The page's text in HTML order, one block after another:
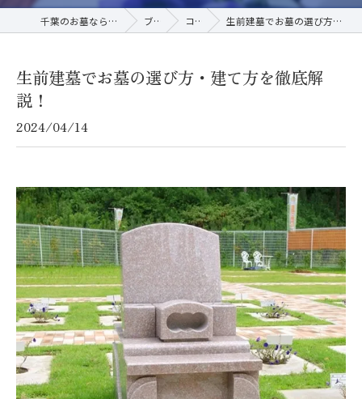
千葉のお墓なら株式会社たくみ ブログ コラム 生前建墓でお墓の選び方・建て方を徹底解説！
生前建墓でお墓の選び方・建て方を徹底解
説！
2024/04/14